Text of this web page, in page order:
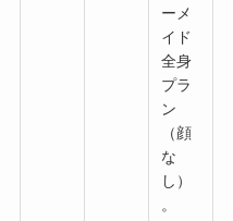
ーメ
イド
全身
プラ
ン
（顔
な
し）
。